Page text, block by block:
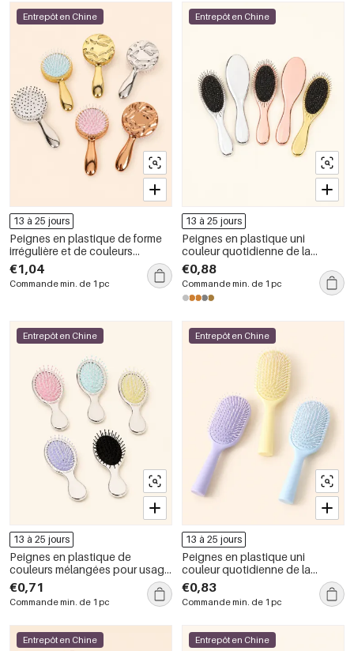
Entrepôt en Chine
13 à 25 jours
Peignes en plastique de forme
irrégulière et de couleurs
assorties, de la série Simple
€1,04
Commande min. de 1 pc
Entrepôt en Chine
13 à 25 jours
Peignes en plastique uni
couleur quotidienne de la
gamme Simple Series
€0,88
Commande min. de 1 pc
Entrepôt en Chine
13 à 25 jours
Peignes en plastique de
couleurs mélangées pour usage
quotidien, gamme Simple Series
€0,71
Commande min. de 1 pc
Entrepôt en Chine
13 à 25 jours
Peignes en plastique uni
couleur quotidienne de la
gamme Simple Series
€0,83
Commande min. de 1 pc
Entrepôt en Chine Entrepôt en Chine